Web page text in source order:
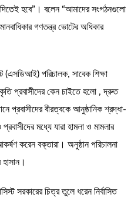
হবে”। বলেন “আমাদের সংগঠনগুলো
গণতন্ত্র ভোটের অধিকার
(এসডিআই) পরিচালক, সাবেক শিক্ষা
প্রবাসীদের কেন চাইতে হলো , দ্রুত
প্রবাসীদের বীরত্বকে আনুষ্ঠানিক শ্রদ্ধা-
মধ্যে যারা হামলা ও মামলার
করেন বক্তারা। অনুষ্ঠান পরিচালনা
সরকারের চিত্র তুলে ধরেন নির্বাসিত